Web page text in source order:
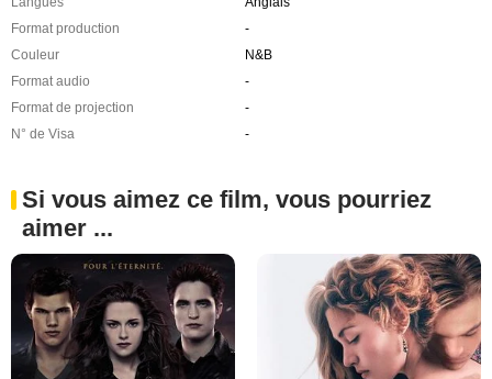
Format production
-
Couleur
N&B
Format audio
-
Format de projection
-
N° de Visa
-
Si vous aimez ce film, vous pourriez
aimer ...